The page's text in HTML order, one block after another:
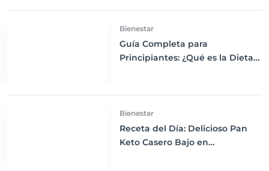
Bienestar
Guía Completa para
Principiantes: ¿Qué es la Dieta
Bienestar
Receta del Día: Delicioso Pan
Keto Casero Bajo en